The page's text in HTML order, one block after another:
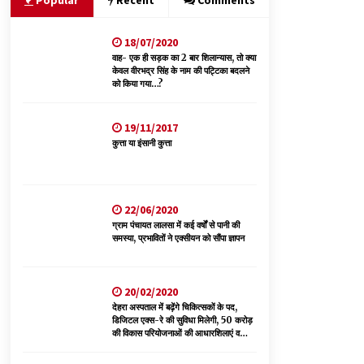
वन विभाग के एक हजार खिलाड़ी रामपुर में दिखाएंगे जौहर,
11 से 13 सितंबर तक आयोजित होगी 27वीं वार्षिक खेलकूद
प्रतियोगिता
07/08/2026
6 साल में पीएम नरेंद्र मोदी के विदेश दौरों पर 557 करोड़
खर्च, सरकार ने संसद में दी जानकारी
07/08/2026
परियोजनाओं को मिली बड़ी सौगात
06/08/2026
18/07/2020
वाह- एक ही सड़क का 2 बार शिलान्यास, तो क्या
केवल वीरभद्र सिंह के नाम की पट्टिका बदलने
को किया गया…?
19/11/2017
कुत्ता या इंसानी कुत्ता
22/06/2020
ग्राम पंचायत लालसा में कई वर्षों से पानी की
समस्या, प्रभावितों ने एक्सीयन को सौंपा ज्ञापन
20/02/2020
देहरा अस्पताल में बढ़ेंगे चिकित्सकों के पद,
डिजिटल एक्स-रे की सुविधा मिलेगी, 50 करोड़
की विकास परियोजनाओं की आधारशिलाएं व